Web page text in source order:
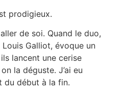
prodigieux.
de soi. Quand le duo,
Galliot, évoque un
lancent une cerise
la déguste. J’ai eu
du début à la fin.